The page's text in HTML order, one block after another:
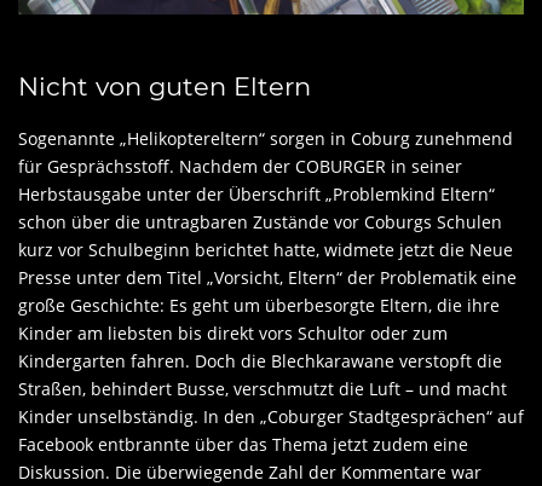
Nicht von guten Eltern
Sogenannte „Helikoptereltern“ sorgen in Coburg zunehmend
für Gesprächsstoff. Nachdem der COBURGER in seiner
Herbstausgabe unter der Überschrift „Problemkind Eltern“
schon über die untragbaren Zustände vor Coburgs Schulen
kurz vor Schulbeginn berichtet hatte, widmete jetzt die Neue
Presse unter dem Titel „Vorsicht, Eltern“ der Problematik eine
große Geschichte: Es geht um überbesorgte Eltern, die ihre
Kinder am liebsten bis direkt vors Schultor oder zum
Kindergarten fahren. Doch die Blechkarawane verstopft die
Straßen, behindert Busse, verschmutzt die Luft – und macht
Kinder unselbständig. In den „Coburger Stadtgesprächen“ auf
Facebook entbrannte über das Thema jetzt zudem eine
Diskussion. Die überwiegende Zahl der Kommentare war